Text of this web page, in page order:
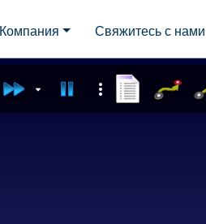
Компания Свяжитесь с нами